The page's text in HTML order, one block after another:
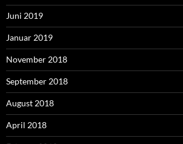
Juni 2019
Januar 2019
November 2018
September 2018
August 2018
April 2018